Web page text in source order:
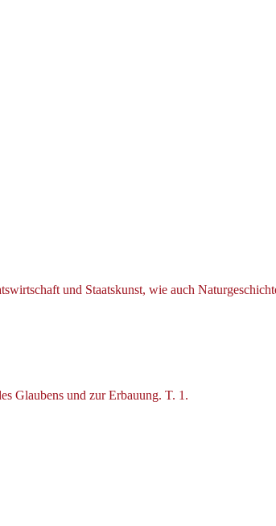
und Staatskunst, wie auch
Glaubens und zur Erbauung. T. 1.